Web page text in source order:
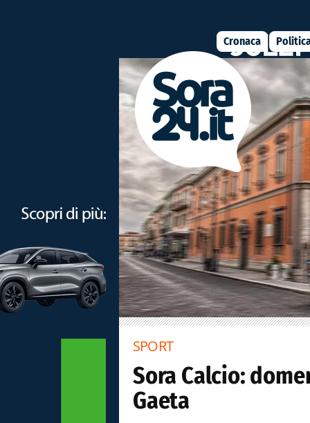
Cronaca
SPORT
Sora Calcio:
Gaeta